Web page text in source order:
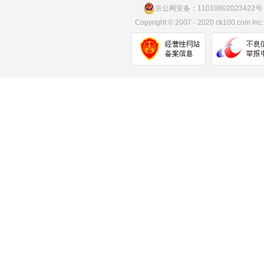
京公网安备：11010802023422号
Copyright ©2007 - 2020 ck100.com